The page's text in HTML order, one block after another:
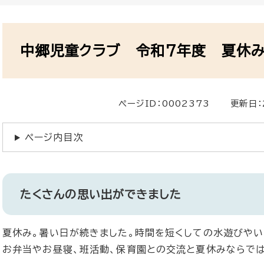
中郷児童クラブ 令和7年度 夏休
ページID：0002373 更新日
ページ内目次
たくさんの思い出ができました
夏休み。暑い日が続きました。時間を短くしての水遊びや
お弁当やお昼寝、班活動、保育園との交流と夏休みならで